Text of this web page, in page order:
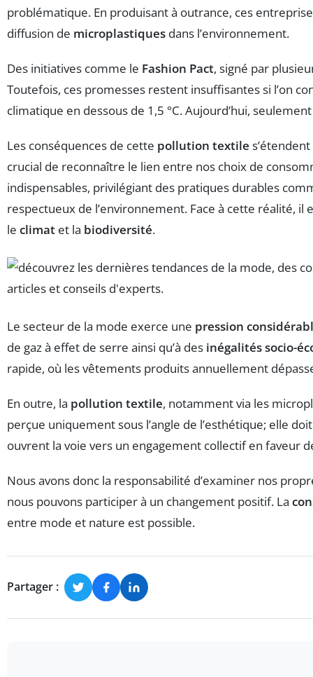
problématique. En produisant à outrance, ces
diffusion de microplastiques dans l’environnement.
Des initiatives comme le Fashion Pact, signé par
Toutefois, ces promesses restent insuffisantes si l’on
climatique en dessous de 1,5 °C. Aujourd’hui,
Les conséquences de cette pollution textile
crucial de reconnaître le lien entre nos choix de
indispensables, privilégiant des pratiques durables
respectueux de l’environnement. Face à cette réalité, il
le climat et la biodiversité.
Le secteur de la mode exerce une pression
de gaz à effet de serre ainsi qu’à des inégalités socio-
rapide, où les vêtements produits annuellement
En outre, la pollution textile, notamment via les
perçue uniquement sous l’angle de l’esthétique; elle
ouvrent la voie vers un engagement collectif en faveur
Nous avons donc la responsabilité d’examiner nos
nous pouvons participer à un changement positif. La
entre mode et nature est possible.
Partager :